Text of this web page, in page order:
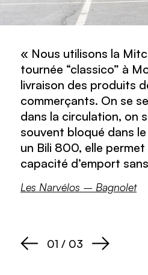
« Nous utilisons la
tournée “classico” à
livraison des produits
commerçants. On se
dans la circulation, on
souvent bloqué dans
un Bili 800, elle permet
capacité d’emport
Les Narvélos – Bagnolet
« Cette remorque on
poussée à fond.
ajustement sur la
Mitch plus robuste,
agile. »
Cargonautes – Paris
« Nous l'utilisons
transport de petites
courses, distribution de
Elle permet de
traditionnel en vélo-
pratique quand toute
circulation. L'ajout de
appréciable les jours
01 / 03